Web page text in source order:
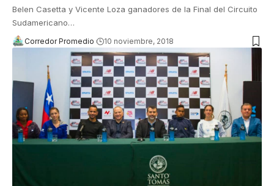
Belen Casetta y Vicente Loza ganadores de la Final del Circuito
Sudamericano…
Corredor Promedio 10 noviembre, 2018